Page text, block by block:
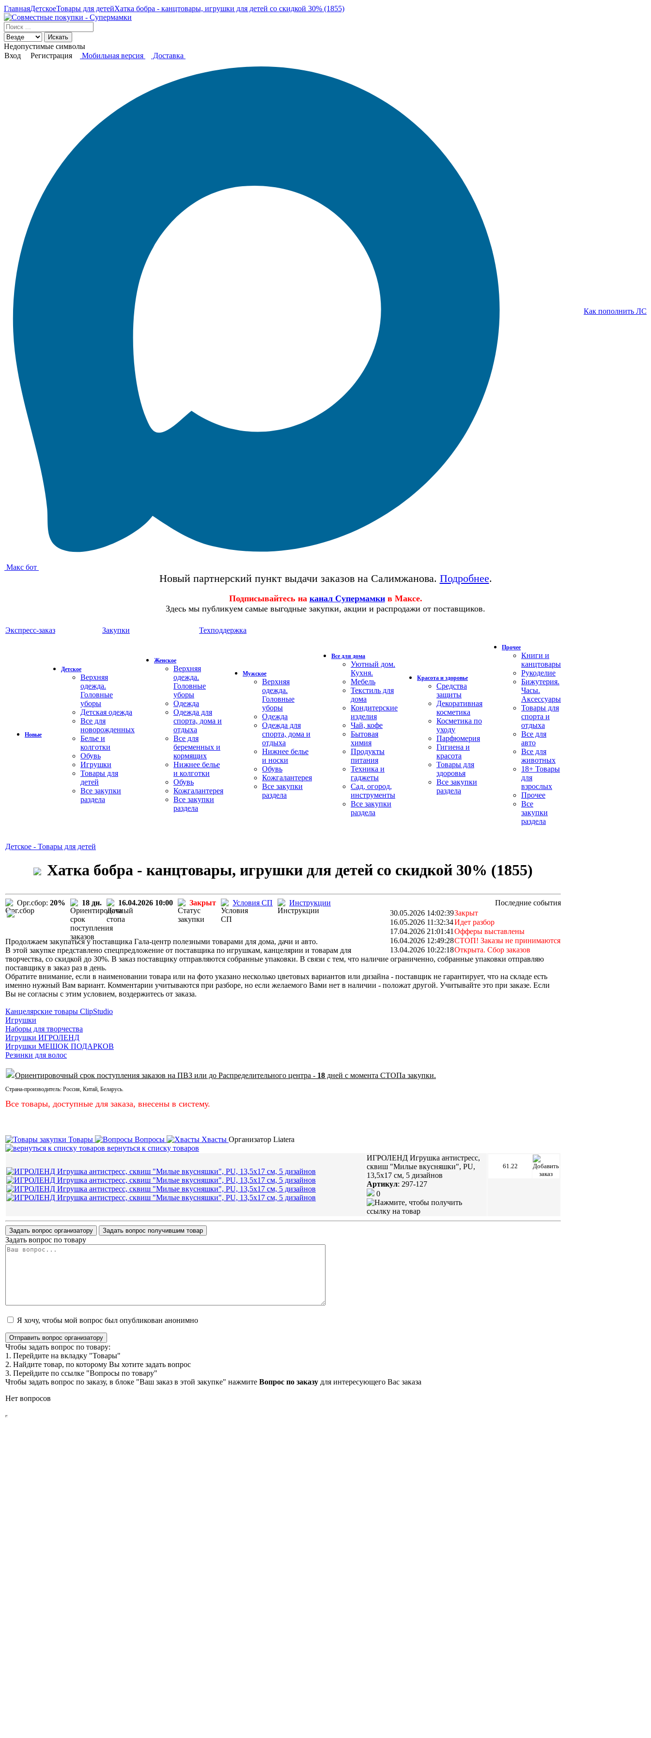
ГлавнаяДетскоеТовары для детейХатка бобра - канцтовары, игрушки для детей со скидкой 30% (1855)
Искать
Недопустимые символы
Вход
Регистрация Мобильная версия Доставка
Макс бот
Как пополнить ЛС
Новый партнерский пункт выдачи заказов на Салимжанова. Подробнее.
Подписывайтесь на канал Супермамки в Максе.
Здесь мы публикуем самые выгодные закупки, акции и распродажи от поставщиков.
Экспресс-заказ Закупки Техподдержка
Новые
Детское
Верхняя
одежда.
Головные
уборы
Детская одежда
Все для
новорожденных
Белье и
колготки
Обувь
Игрушки
Товары для
детей
Все закупки
раздела
Женское
Верхняя
одежда.
Головные
уборы
Одежда
Одежда для
спорта, дома и
отдыха
Все для
беременных и
кормящих
Нижнее белье
и колготки
Обувь
Кожгалантерея
Все закупки
раздела
Мужское
Верхняя
одежда.
Головные
уборы
Одежда
Одежда для
спорта, дома и
отдыха
Нижнее белье
и носки
Обувь
Кожгалантерея
Все закупки
раздела
Все для дома
Уютный дом.
Кухня.
Мебель
Текстиль для
дома
Кондитерские
изделия
Чай, кофе
Бытовая
химия
Продукты
питания
Техника и
гаджеты
Сад, огород,
инструменты
Все закупки
раздела
Красота и здоровье
Средства
защиты
Декоративная
косметика
Косметика по
уходу
Парфюмерия
Гигиена и
красота
Товары для
здоровья
Все закупки
раздела
Прочее
Книги и
канцтовары
Рукоделие
Бижутерия.
Часы.
Аксессуары
Товары для
спорта и
отдыха
Все для
авто
Все для
животных
18+ Товары
для
взрослых
Прочее
Все
закупки
раздела
Детское - Товары для детей
Хатка бобра - канцтовары, игрушки для детей со скидкой 30% (1855)
Орг.сбор: 20% 18 дн. 16.04.2026 10:00 Закрыт Условия СП Инструкции
Последние события
30.05.2026 14:02:39Закрыт
16.05.2026 11:32:34Идет разбор
17.04.2026 21:01:41 Офферы выставлены
16.04.2026 12:49:28СТОП! Заказы не принимаются
13.04.2026 10:22:18Открыта. Сбор заказов
Продолжаем закупаться у поставщика Гала-центр полезными товарами для дома, дачи и авто.
В этой закупке представлено спецпредложение от поставщика по игрушкам, канцелярии и товарам для
творчества, со скидкой до 30%. В заказ поставщику отправляются собранные упаковки. В связи с тем, что наличие ограниченно, собранные упаковки отправляю
поставщику в заказ раз в день.
Обратите внимание, если в наименовании товара или на фото указано несколько цветовых вариантов или дизайна - поставщик не гарантирует, что на складе есть
именно нужный Вам вариант. Комментарии учитываются при разборе, но если желаемого Вами нет в наличии - положат другой. Учитывайте это при заказе. Если
Вы не согласны с этим условием, воздержитесь от заказа.
Канцелярские товары ClipStudio
Игрушки
Наборы для творчества
Игрушки ИГРОЛЕНД
Игрушки МЕШОК ПОДАРКОВ
Резинки для волос
Ориентировочный срок поступления заказов на ПВЗ или до Распределительного центра - 18 дней с момента СТОПа закупки.
Страна-производитель: Россия, Китай, Беларусь.
Все товары, доступные для заказа, внесены в систему.
Товары Вопросы Хвасты Организатор Liatera
вернуться к списку товаров
ИГРОЛЕНД Игрушка антистресс,
сквиш "Милые вкусняшки", PU,
13,5х17 см, 5 дизайнов
Артикул: 297-127
0
61.22
Задать вопрос организатору Задать вопрос получившим товар
Задать вопрос по товару
Я хочу, чтобы мой вопрос был опубликован анонимно
Отправить вопрос организатору
Чтобы задать вопрос по товару:
1. Перейдите на вкладку "Товары"
2. Найдите товар, по которому Вы хотите задать вопрос
3. Перейдите по ссылке "Вопросы по товару"
Чтобы задать вопрос по заказу, в блоке "Ваш заказ в этой закупке" нажмите Вопрос по заказу для интересующего Вас заказа
Нет вопросов